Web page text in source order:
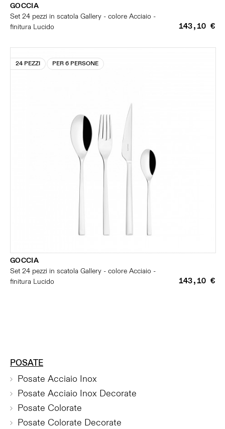
GOCCIA
Set 24 pezzi in scatola Gallery - colore Acciaio -
finitura Lucido
143,10 €
24 PEZZI PER 6 PERSONE
GOCCIA
Set 24 pezzi in scatola Gallery - colore Acciaio -
finitura Lucido
143,10 €
POSATE
Posate Acciaio Inox
Posate Acciaio Inox Decorate
Posate Colorate
Posate Colorate Decorate